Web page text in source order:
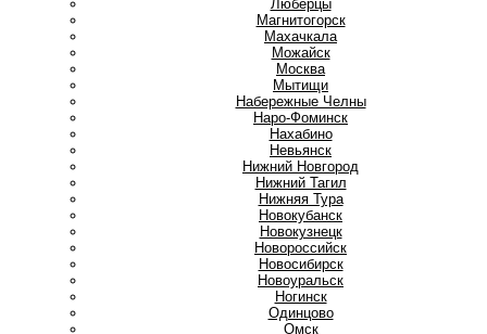
Люберцы
Магнитогорск
Махачкала
Можайск
Москва
Мытищи
Набережные Челны
Наро-Фоминск
Нахабино
Невьянск
Нижний Новгород
Нижний Тагил
Нижняя Тура
Новокубанск
Новокузнецк
Новороссийск
Новосибирск
Новоуральск
Ногинск
Одинцово
Омск